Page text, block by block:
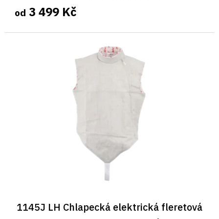
od 3 499 Kč
1145J LH Chlapecká elektrická fleretová